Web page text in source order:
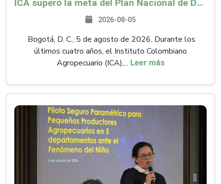
ICA superó la meta del Plan Nacional de Desarrollo y abrió 61 mercados internacionales
2026-08-05
Bogotá, D. C., 5 de agosto de 2026. Durante los
últimos cuatro años, el Instituto Colombiano
Agropecuario (ICA),... Leer más